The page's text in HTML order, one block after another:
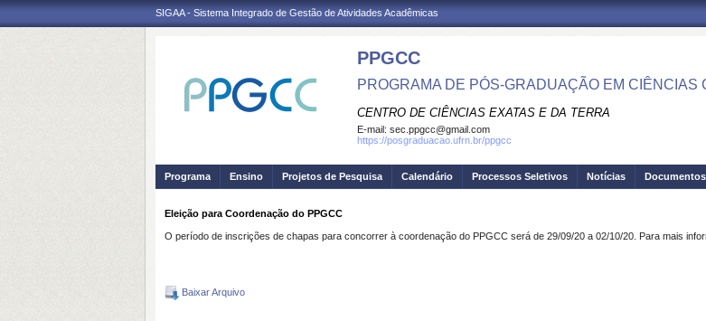
SIGAA - Sistema Integrado de Gestão de Atividades Acadêmicas
PPGCC
PROGRAMA DE PÓS-GRADUAÇÃO EM CIÊNCIAS
CENTRO DE CIÊNCIAS EXATAS E DA TERRA
E-mail: sec.ppgcc@gmail.com
https://posgraduacao.ufrn.br/ppgcc
Programa Ensino Projetos de Pesquisa Calendário Processos Seletivos Notícias Documentos
Eleição para Coordenação do PPGCC
O período de inscrições de chapas para concorrer à coordenação do PPGCC será de 29/09/20 a 02/10/20. Para mais
Baixar Arquivo